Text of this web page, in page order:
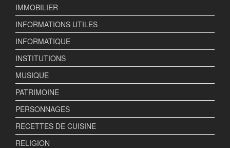
IMMOBILIER
INFORMATIONS UTILES
INFORMATIQUE
INSTITUTIONS
MUSIQUE
PATRIMOINE
PERSONNAGES
RECETTES DE CUISINE
RELIGION